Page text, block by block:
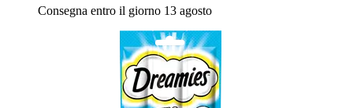
Consegna entro il giorno 13 agosto